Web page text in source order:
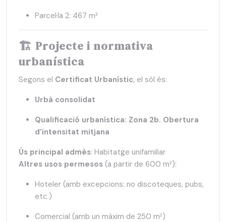
Parcel·la 2: 467 m²
🏗️ Projecte i normativa
urbanística
Segons el Certificat Urbanístic, el sòl és:
Urbà consolidat
Qualificació urbanística: Zona 2b. Obertura
d’intensitat mitjana
Ús principal admès: Habitatge unifamiliar
Altres usos permesos (a partir de 600 m²):
Hoteler (amb excepcions: no discoteques, pubs,
etc.)
Comercial (amb un màxim de 250 m²)